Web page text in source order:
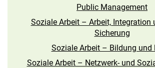
Public Management
Soziale Arbeit – Arbeit, Integration
Sicherung
Soziale Arbeit – Bildung und
Soziale Arbeit – Netzwerk- und